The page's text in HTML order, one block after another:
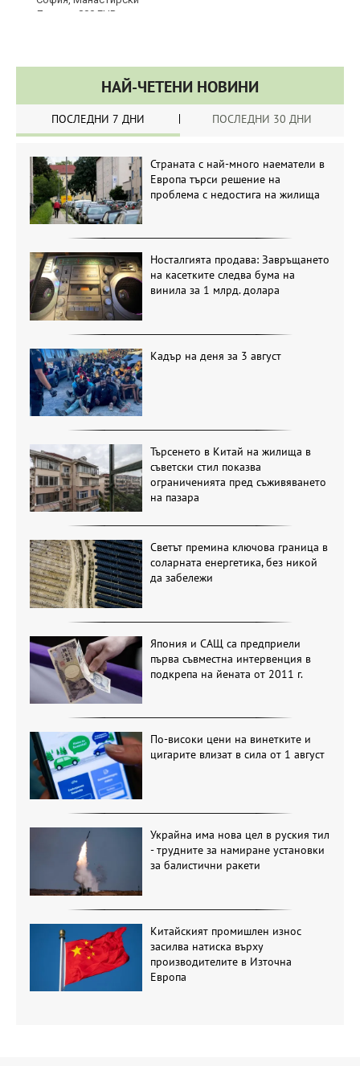
НАЙ-ЧЕТЕНИ НОВИНИ
ПОСЛЕДНИ 7 ДНИ ПОСЛЕДНИ 30 ДНИ
Страната с най-много наематели в
Европа търси решение на
проблема с недостига на жилища
Носталгията продава: Завръщането
на касетките следва бума на
винила за 1 млрд. долара
Кадър на деня за 3 август
Търсенето в Китай на жилища в
съветски стил показва
ограниченията пред съживяването
на пазара
Светът премина ключова граница в
соларната енергетика, без никой
да забележи
Япония и САЩ са предприели
първа съвместна интервенция в
подкрепа на йената от 2011 г.
По-високи цени на винетките и
цигарите влизат в сила от 1 август
Украйна има нова цел в руския тил
- трудните за намиране установки
за балистични ракети
Китайският промишлен износ
засилва натиска върху
производителите в Източна
Европа